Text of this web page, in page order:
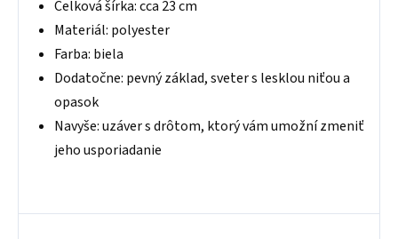
Celková šírka: cca 23 cm
Materiál: polyester
Farba: biela
Dodatočne: pevný základ, sveter s lesklou niťou a
opasok
Navyše: uzáver s drôtom, ktorý vám umožní zmeniť
jeho usporiadanie